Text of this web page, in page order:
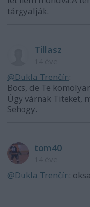
tárgyalják.
Tillasz
@Dukla Trenčín:
Bocs, de Te
Úgy várnak Titeket,
Sehogy.
tom40
@Dukla Trenčín: